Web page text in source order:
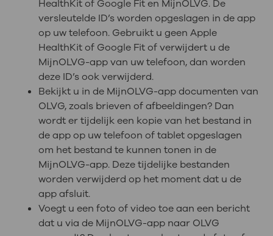
HealthKit of Google Fit en MijnOLVG. De
versleutelde ID’s worden opgeslagen in de app
op uw telefoon. Gebruikt u geen Apple
HealthKit of Google Fit of verwijdert u de
MijnOLVG-app van uw telefoon, dan worden
deze ID’s ook verwijderd.
Bekijkt u in de MijnOLVG-app documenten van
OLVG, zoals brieven of afbeeldingen? Dan
wordt er tijdelijk een kopie van het bestand in
de app op uw telefoon of tablet opgeslagen
om het bestand te kunnen tonen in de
MijnOLVG-app. Deze tijdelijke bestanden
worden verwijderd op het moment dat u de
app afsluit.
Voegt u een foto of video toe aan een bericht
dat u via de MijnOLVG-app naar OLVG